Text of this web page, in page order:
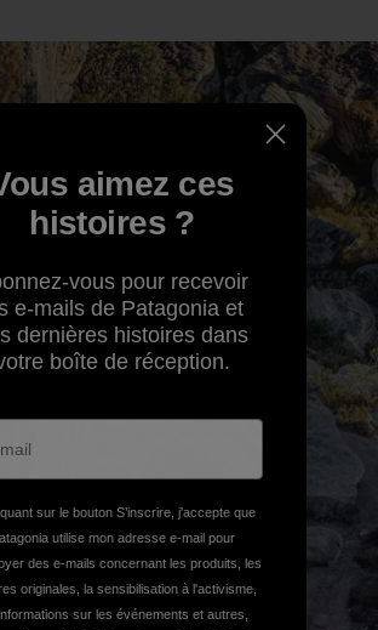
aimez ces
histoires ?
vous pour recevoir
e-mails de Patagonia et
dernières histoires dans
boîte de réception.
sur le bouton S’inscrire, j'accepte que
utilise mon adresse e-mail pour
des e-mails concernant les produits, les
originales, la sensibilisation à l'activisme,
sur les événements et autres,